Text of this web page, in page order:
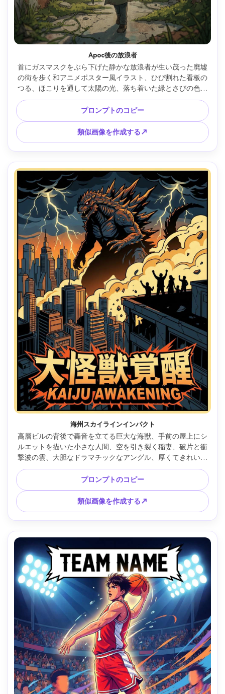
Apoc後の放浪者
首にガスマスクをぶら下げた静かな放浪者が生い茂った廃墟
の街を歩く和アニメポスター風イラスト、ひび割れた看板の
つる、ほこりを通して太陽の光、落ち着いた緑とさびの色、
詳細な背景、落ち着いた憂鬱なムード、タイトルとキャッチ
フレーズの空の領域を持つ強力な垂直構図、85mmレンズ、
被写界深度が浅い --ar 4:5
プロンプトのコピー
類似画像を作成する↗
海州スカイラインインパクト
高層ビルの背後で轟音を立てる巨大な海獣、手前の屋上にシ
ルエットを描いた小さな人間、空を引き裂く稲妻、破片と衝
撃波の雲、大胆なドラマチックなアングル、厚くてきれいな
ラインワーク、ハイコントラストのセルシェーディング、巨
大なタイトルブロックを描いた日本のアニメポスタースタイ
ルのイラスト。 3分の1、爆発的な大作ポスターエネルギー、
85mmレンズ、浅い被写界深度 --ar 4:5
プロンプトのコピー
類似画像を作成する↗